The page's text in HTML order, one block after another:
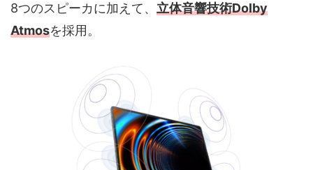
8つのスピーカに加えて、 立体音響技術Dolby
Atmosを採用。